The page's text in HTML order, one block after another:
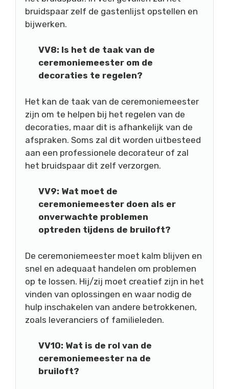
bruidspaar zelf de gastenlijst opstellen en
bijwerken.
VV8: Is het de taak van de
ceremoniemeester om de
decoraties te regelen?
Het kan de taak van de ceremoniemeester
zijn om te helpen bij het regelen van de
decoraties, maar dit is afhankelijk van de
afspraken. Soms zal dit worden uitbesteed
aan een professionele decorateur of zal
het bruidspaar dit zelf verzorgen.
VV9: Wat moet de
ceremoniemeester doen als er
onverwachte problemen
optreden tijdens de bruiloft?
De ceremoniemeester moet kalm blijven en
snel en adequaat handelen om problemen
op te lossen. Hij/zij moet creatief zijn in het
vinden van oplossingen en waar nodig de
hulp inschakelen van andere betrokkenen,
zoals leveranciers of familieleden.
VV10: Wat is de rol van de
ceremoniemeester na de
bruiloft?